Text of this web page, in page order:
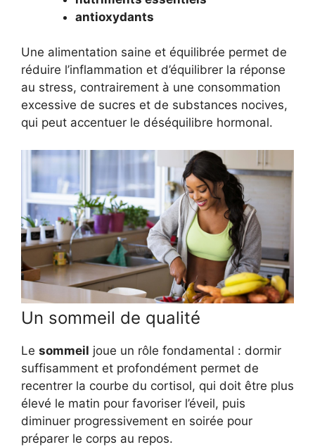
antioxydants
Une alimentation saine et équilibrée permet de
réduire l’inflammation et d’équilibrer la réponse
au stress, contrairement à une consommation
excessive de sucres et de substances nocives,
qui peut accentuer le déséquilibre hormonal.
Un sommeil de qualité
Le sommeil joue un rôle fondamental : dormir
suffisamment et profondément permet de
recentrer la courbe du cortisol, qui doit être plus
élevé le matin pour favoriser l’éveil, puis
diminuer progressivement en soirée pour
préparer le corps au repos.